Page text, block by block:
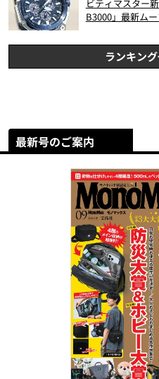
ビティマスター
B3000」最新ム
ランキン
最新号のご案内